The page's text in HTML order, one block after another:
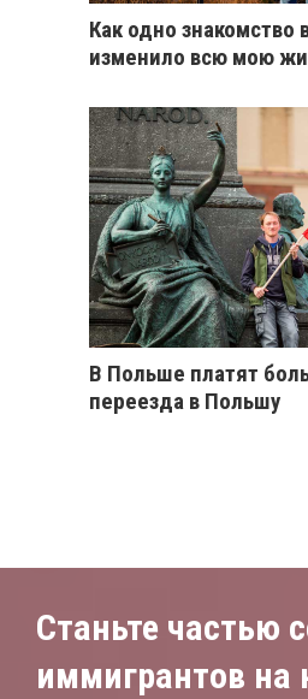
Как одно
изменило всю мою
В Польше платят
переезда в Польшу
Станьте частью
иммигрантов на